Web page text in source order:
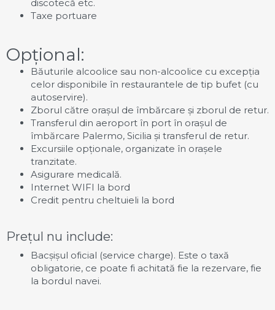
discotecă etc.
Taxe portuare
Opțional:
Băuturile alcoolice sau non-alcoolice cu excepția
celor disponibile în restaurantele de tip bufet (cu
autoservire).
Zborul către orașul de îmbărcare și zborul de retur.
Transferul din aeroport în port în orașul de
îmbărcare Palermo, Sicilia și transferul de retur.
Excursiile opționale, organizate în orașele
tranzitate.
Asigurare medicală.
Internet WIFI la bord
Credit pentru cheltuieli la bord
Prețul nu include:
Bacșișul oficial (service charge). Este o taxă
obligatorie, ce poate fi achitată fie la rezervare, fie
la bordul navei.